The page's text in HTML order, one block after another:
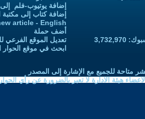
إضافة يوتيوب-فلم
إضافة كتاب إلى مكتبة
article - English
أضف حملة
تعديل الموقع الفرعي
ابحث في موقع الحوار
متاحة للجميع مع الإشارة إلى المصدر
هيئة الادارة لا تعبر بالضرورة عن رأي